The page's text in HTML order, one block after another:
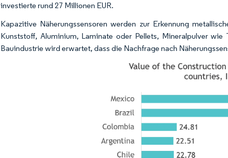
investierte rund 27 Millionen EUR.​
Kapazitive Näherungssensoren werden zur Erkennung
Kunststoff, Aluminium, Laminate oder Pellets, Mineralpulver
Bauindustrie wird erwartet, dass die Nachfrage nach